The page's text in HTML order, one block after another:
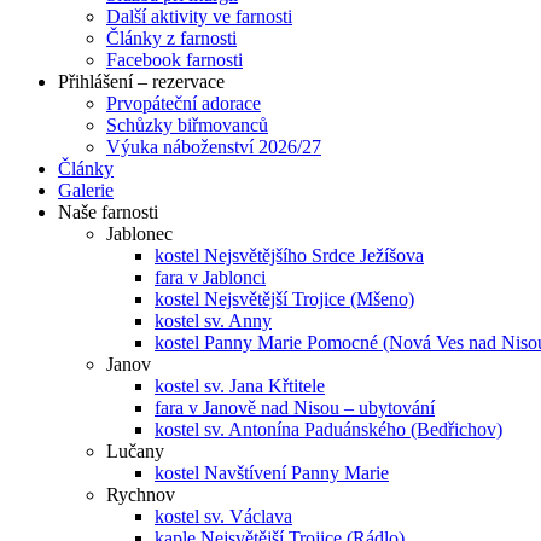
Další aktivity ve farnosti
Články z farnosti
Facebook farnosti
Přihlášení – rezervace
Prvopáteční adorace
Schůzky biřmovanců
Výuka náboženství 2026/27
Články
Galerie
Naše farnosti
Jablonec
kostel Nejsvětějšího Srdce Ježíšova
fara v Jablonci
kostel Nejsvětější Trojice (Mšeno)
kostel sv. Anny
kostel Panny Marie Pomocné (Nová Ves nad
Janov
kostel sv. Jana Křtitele
fara v Janově nad Nisou – ubytování
kostel sv. Antonína Paduánského (Bedřichov)
Lučany
kostel Navštívení Panny Marie
Rychnov
kostel sv. Václava